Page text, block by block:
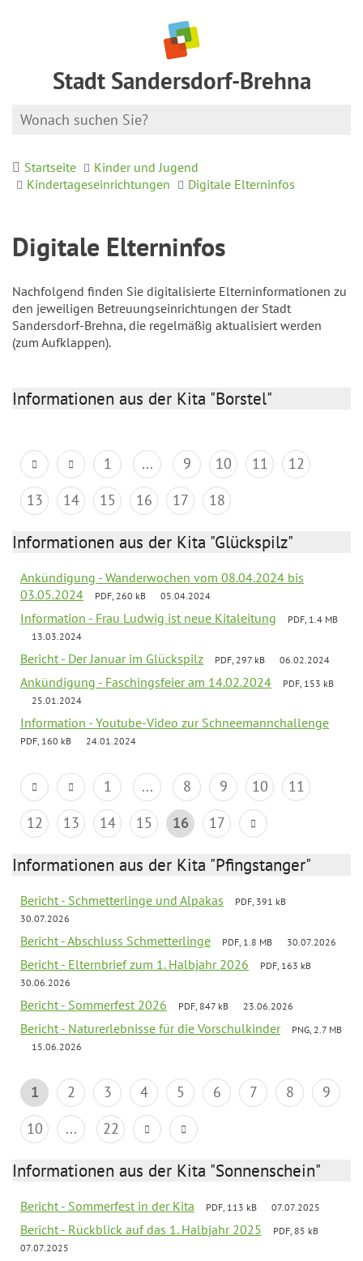
Stadt Sandersdorf-Brehna
Startseite
Kinder und Jugend
Kindertageseinrichtungen
Digitale Elterninfos
Digitale Elterninfos
Nachfolgend finden Sie digitalisierte Elterninformationen zu
den jeweiligen Betreuungseinrichtungen der Stadt
Sandersdorf-Brehna, die regelmäßig aktualisiert werden
(zum Aufklappen).
Informationen aus der Kita "Borstel"
1 ... 9 10 11
12
13
14 15 16 17 18
Informationen aus der Kita "Glückspilz"
Ankündigung - Wanderwochen vom 08.04.2024 bis
03.05.2024
PDF, 260 kB 05.04.2024
Information - Frau Ludwig ist neue Kitaleitung
PDF, 1.4 MB
13.03.2024
Bericht - Der Januar im Glückspilz PDF, 297 kB 06.02.2024
Ankündigung - Faschingsfeier am 14.02.2024
PDF, 153 kB
25.01.2024
Information - Youtube-Video zur Schneemannchallenge
PDF, 160 kB 24.01.2024
1 ... 8 9 10
11
12
13 14 15 16 17
Informationen aus der Kita "Pfingstanger"
Bericht - Schmetterlinge und Alpakas
PDF, 391 kB
30.07.2026
Bericht - Abschluss Schmetterlinge PDF, 1.8 MB 30.07.2026
Bericht - Elternbrief zum 1. Halbjahr 2026
PDF, 163 kB
30.06.2026
Bericht - Sommerfest 2026 PDF, 847 kB 23.06.2026
Bericht - Naturerlebnisse für die Vorschulkinder
PNG, 2.7 MB
15.06.2026
1 2 3 4 5 6 7 8
9
10
... 22
Informationen aus der Kita "Sonnenschein"
Bericht - Sommerfest in der Kita PDF, 113 kB 07.07.2025
Bericht - Rückblick auf das 1. Halbjahr 2025
PDF, 85 kB
07.07.2025